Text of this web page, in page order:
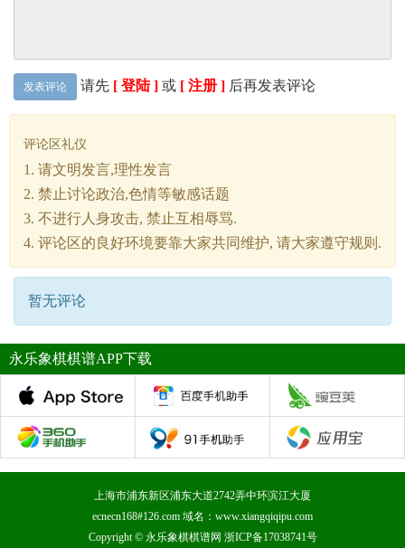
发表评论 请先 [ 登陆 ] 或 [ 注册 ] 后再发表评论
评论区礼仪
1. 请文明发言,理性发言
2. 禁止讨论政治,色情等敏感话题
3. 不进行人身攻击, 禁止互相辱骂.
4. 评论区的良好环境要靠大家共同维护, 请大家遵守规则.
暂无评论
永乐象棋棋谱APP下载
上海市浦东新区浦东大道2742弄中环滨江大厦
ecnecn168#126.com 域名：www.xiangqiqipu.com
Copyright © 永乐象棋棋谱网 浙ICP备17038741号